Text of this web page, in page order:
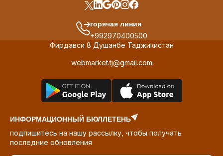
горячая линия
+992970400500
Фирдавси 8 Душанбе Таджикистан
webmarket.tj@gmail.com
ИНФОРМАЦИОННЫЙ БЮЛЛЕТЕНЬ
подпишитесь на нашу рассылку, чтобы получать
последние обновления